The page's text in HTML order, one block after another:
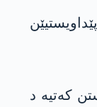
پێداویستیێن
كه‌تیه‌ د